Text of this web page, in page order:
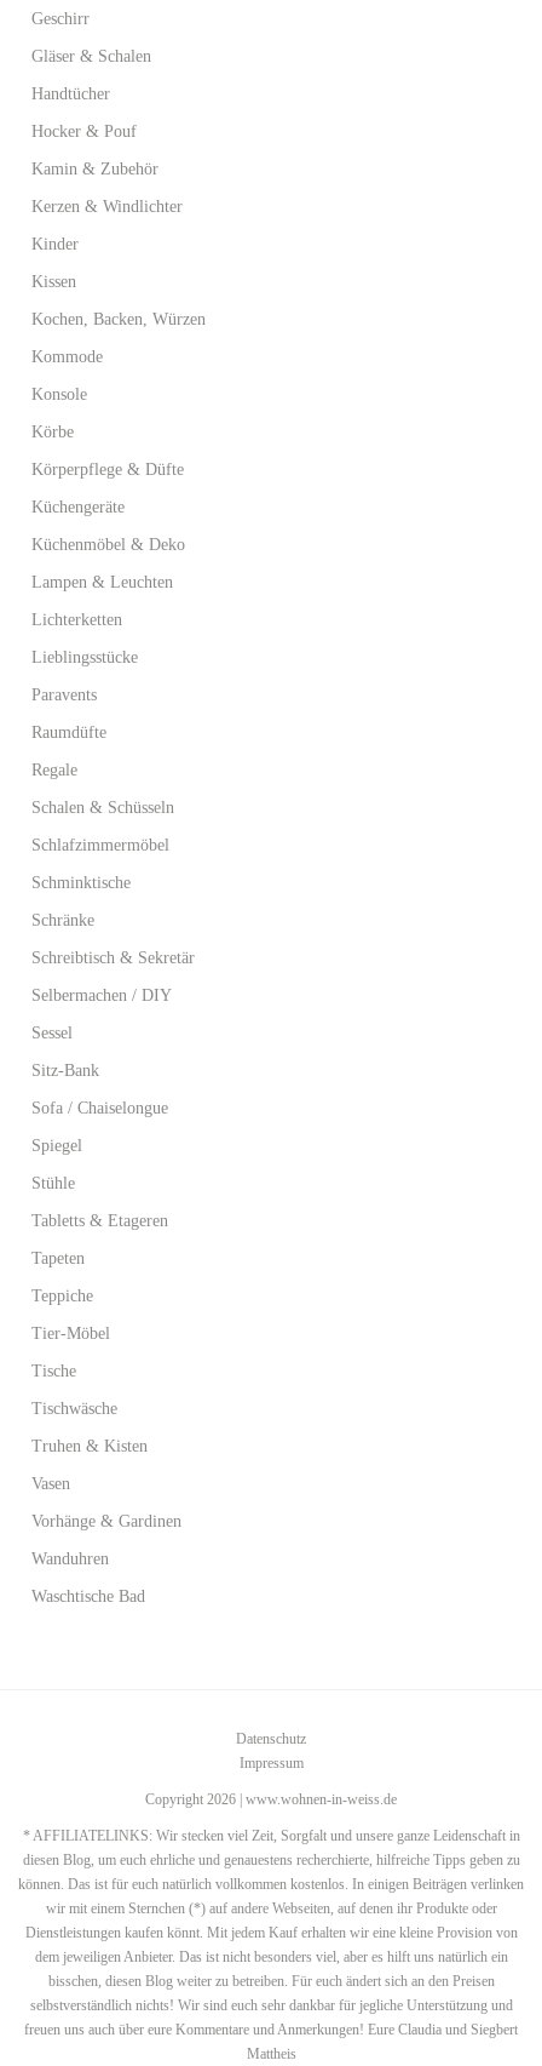
Geschirr
Gläser & Schalen
Handtücher
Hocker & Pouf
Kamin & Zubehör
Kerzen & Windlichter
Kinder
Kissen
Kochen, Backen, Würzen
Kommode
Konsole
Körbe
Körperpflege & Düfte
Küchengeräte
Küchenmöbel & Deko
Lampen & Leuchten
Lichterketten
Lieblingsstücke
Paravents
Raumdüfte
Regale
Schalen & Schüsseln
Schlafzimmermöbel
Schminktische
Schränke
Schreibtisch & Sekretär
Selbermachen / DIY
Sessel
Sitz-Bank
Sofa / Chaiselongue
Spiegel
Stühle
Tabletts & Etageren
Tapeten
Teppiche
Tier-Möbel
Tische
Tischwäsche
Truhen & Kisten
Vasen
Vorhänge & Gardinen
Wanduhren
Waschtische Bad
Datenschutz
Impressum
Copyright 2026 | www.wohnen-in-weiss.de
* AFFILIATELINKS: Wir stecken viel Zeit, Sorgfalt und unsere ganze Leidenschaft in
diesen Blog, um euch ehrliche und genauestens recherchierte, hilfreiche Tipps geben zu
können. Das ist für euch natürlich vollkommen kostenlos. In einigen Beiträgen verlinken
wir mit einem Sternchen (*) auf andere Webseiten, auf denen ihr Produkte oder
Dienstleistungen kaufen könnt. Mit jedem Kauf erhalten wir eine kleine Provision von
dem jeweiligen Anbieter. Das ist nicht besonders viel, aber es hilft uns natürlich ein
bisschen, diesen Blog weiter zu betreiben. Für euch ändert sich an den Preisen
selbstverständlich nichts! Wir sind euch sehr dankbar für jegliche Unterstützung und
freuen uns auch über eure Kommentare und Anmerkungen! Eure Claudia und Siegbert
Mattheis